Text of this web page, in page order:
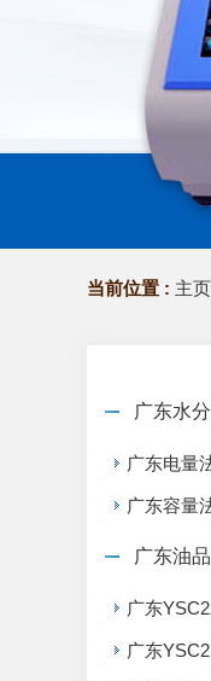
当前位置 : 主页
广东水
广东电量
广东容量
广东油
广东
广东